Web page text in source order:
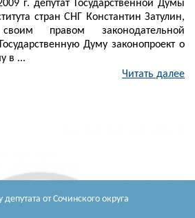
депутата от Сочинского округа
г. депутат Государственной Думы
стран СНГ Константин Затулин,
своим правом законодательной
Думу законопроект о
в ...
Читать далее